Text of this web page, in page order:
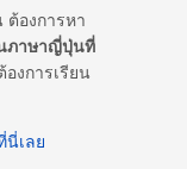
ต้องการหา
ภาษาญี่ปุ่นที่
งการเรียน
นี่เลย